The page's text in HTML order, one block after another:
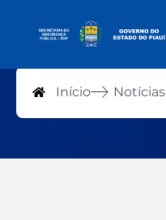
Notícias
Início Notícias